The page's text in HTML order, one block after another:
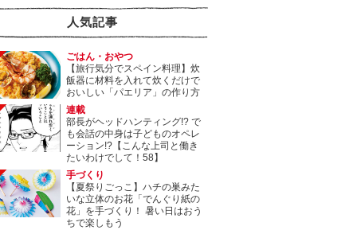
人気記事
ごはん・おやつ
【旅行気分でスペイン料理】炊
飯器に材料を入れて炊くだけで
おいしい「パエリア」の作り方
連載
部長がヘッドハンティング!? で
も会話の中身は子どものオペレ
ーション!?【こんな上司と働き
たいわけでして！58】
手づくり
【夏祭りごっこ】ハチの巣みた
いな立体のお花「でんぐり紙の
花」を手づくり！ 暑い日はおう
ちで楽しもう